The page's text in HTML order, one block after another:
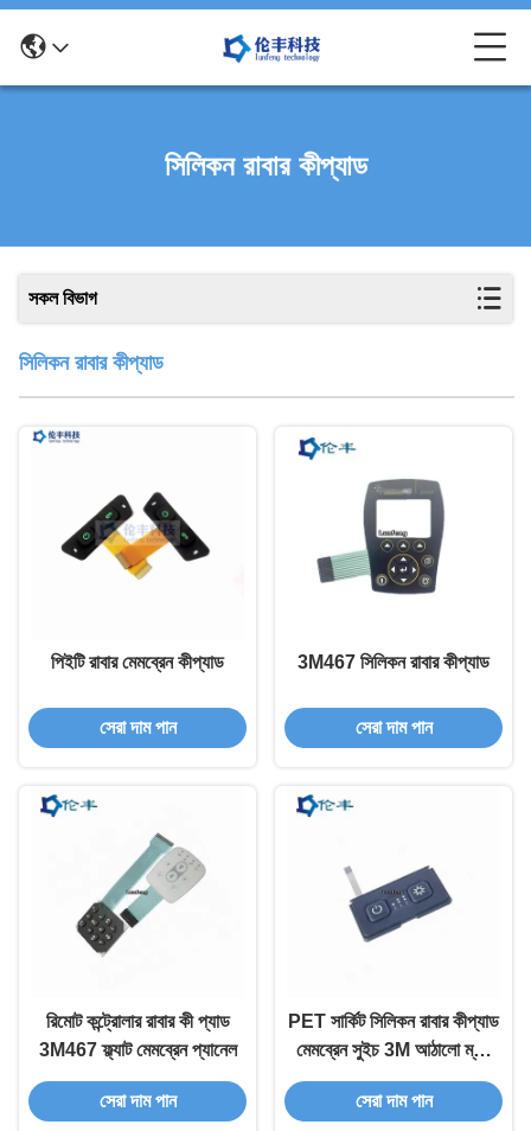
সিলিকন রাবার কীপ্যাড
সকল বিভাগ
সিলিকন রাবার কীপ্যাড
পিইটি রাবার মেমব্রেন কীপ্যাড
সেরা দাম পান
3M467 সিলিকন রাবার কীপ্যাড
সেরা দাম পান
রিমোট কন্ট্রোলার রাবার কী প্যাড
3M467 ফ্ল্যাট মেমব্রেন প্যানেল
সেরা দাম পান
PET সার্কিট সিলিকন রাবার কীপ্যাড
মেমব্রেন সুইচ 3M আঠালো ম্যাট
সারফেস
সেরা দাম পান